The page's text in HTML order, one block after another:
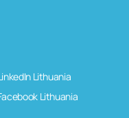
Lithuania
Lithuania